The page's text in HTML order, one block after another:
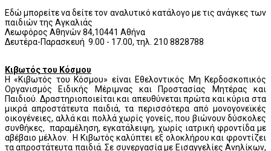
Εδώ μπορείτε να δείτε τον αναλυτικό κατάλογο με τις ανάγκες των
παιδιών της Αγκαλιάς
Λεωφόρος Αθηνών 84,10441 Αθήνα
Δευτέρα-Παρασκευή 9.00 - 17.00, τηλ. 210 8828788
Κιβωτός του Κόσμου
Η «Κιβωτός του Κόσμου» είναι Εθελοντικός Μη Κερδοσκοπικός
Οργανισμός Ειδικής Μέριμνας και Προστασίας Μητέρας και
Παιδιού. Δραστηριοποιείται και απευθύνεται πρώτα και κύρια στα
μικρά απροστάτευτα παιδιά, τα περισσότερα από μονογονεϊκές
οικογένειες, αλλά και πολλά χωρίς γονείς, που βιώνουν δύσκολες
συνθήκες, παραμέληση, εγκατάλειψη, χωρίς ιατρική φροντίδα με
αβέβαιο μέλλον. Η Κιβωτός καλύπτει εξ ολοκλήρου και φροντίζει
τα απροστάτευτα παιδιά. Σε συνεργασία με Εισαγγελίες Ανηλίκων,